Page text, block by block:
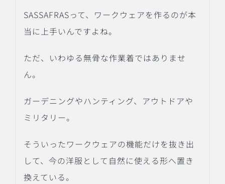
SASSAFRASって、ワークウェアを作るのが本
当に上手いんですよね。
ただ、いわゆる無骨な作業着ではありませ
ん。
ガーデニングやハンティング、アウトドアや
ミリタリー。
そういったワークウェアの機能だけを抜き出
して、今の洋服として自然に使える形へ置き
換えている。